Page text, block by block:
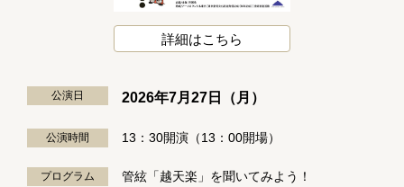
詳細はこちら
公演日 2026年7月27日（月）
公演時間 13：30開演（13：00開場）
プログラム
管絃「越天楽」を聞いてみよう！